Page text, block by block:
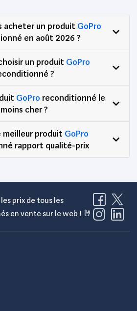
acheter un produit GoPro
en août 2026 ?
un produit GoPro
?
GoPro reconditionné le
moins cher ?
meilleur produit GoPro
rapport qualité-prix
prix de tous les
en vente sur le web ! 🤘